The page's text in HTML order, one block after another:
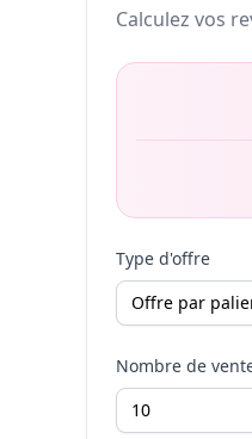
Calculez vos
Type d'offre
Nombre de